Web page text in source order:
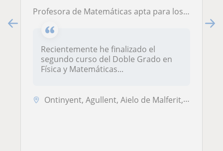
Profesora de Matemáticas apta para los niveles de primaria, secundaria y bachillerato.
Recientemente he finalizado el
segundo curso del Doble Grado en
Física y Matemáticas...
Ontinyent, Agullent, Aielo de Malferit, Bocairent, Albaida, Fontanars ...